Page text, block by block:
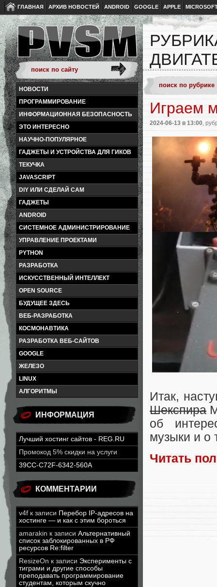
ГЛАВНАЯ АРХИВ НОВОСТЕЙ ANDROID GOOGLE APPLE
НОВОСТИ
ПРОГРАММИРОВАНИЕ
ИНФОРМАЦИОННАЯ БЕЗОПАСНОСТЬ
ЭТО ИНТЕРЕСНО
НАУЧНО-ПОПУЛЯРНОЕ
ГАДЖЕТЫ И УСТРОЙСТВА ДЛЯ ГИКОВ
ТЕКУЧКА
JAVASCRIPT
DIY ИЛИ СДЕЛАЙ САМ
ГАДЖЕТЫ
ANDROID
СИСТЕМНОЕ АДМИНИСТРИРОВАНИЕ
УПРАВЛЕНИЕ ПРОЕКТАМИ
PYTHON
РАЗРАБОТКА
ИСКУССТВЕННЫЙ ИНТЕЛЛЕКТ
OPEN SOURCE
БУДУЩЕЕ ЗДЕСЬ
ВЕБ-РАЗРАБОТКА
КОСМОНАВТИКА
РАЗРАБОТКА ВЕБ-САЙТОВ
GOOGLE
ЖЕЛЕЗО
LINUX
АЛГОРИТМЫ
ИНФОРМАЦИЯ
Лучший хостинг сайтов - REG.RU
Промокод 5% скидки на услуги
39CC-C72F-6342-560A
КОММЕНТАРИИ
v4f к записи Перебор IP-адресов на
хостинге — и как с этим бороться
amarakin к записи Альтернативный
список заблокированных в РФ
ресурсов Re:filter
ResizeOn к записи Эксперименты с
тиграми и другие способы
преподавать программирование
студентам, которым скучно
Играем
2024-06-13 в 13:00 ,
Итак,
Шекспира
об
музыки и о
Читать